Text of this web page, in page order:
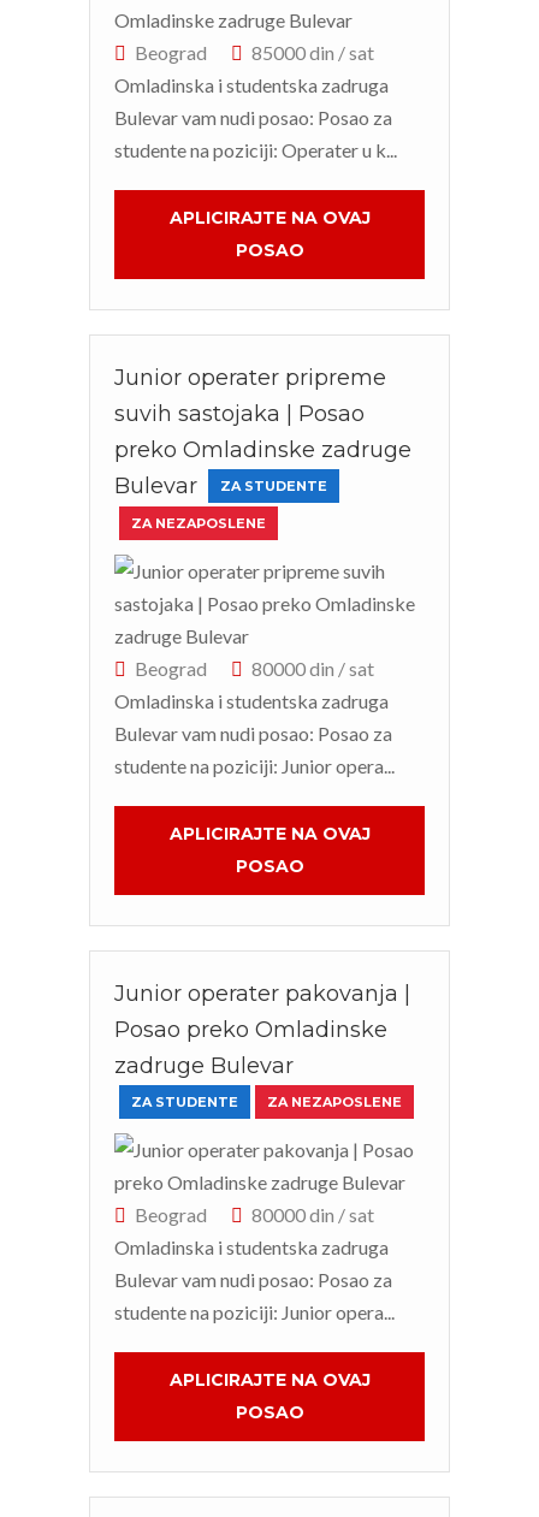
Beograd
85000 din / sat
Omladinska i studentska zadruga
Bulevar vam nudi posao: Posao za
studente na poziciji: Operater u k...
APLICIRAJTE NA OVAJ
POSAO
Junior operater pripreme
suvih sastojaka | Posao
preko Omladinske zadruge
Bulevar
ZA STUDENTE
ZA NEZAPOSLENE
Beograd
80000 din / sat
Omladinska i studentska zadruga
Bulevar vam nudi posao: Posao za
studente na poziciji: Junior opera...
APLICIRAJTE NA OVAJ
POSAO
Junior operater pakovanja |
Posao preko Omladinske
zadruge Bulevar
ZA STUDENTE ZA NEZAPOSLENE
Beograd
80000 din / sat
Omladinska i studentska zadruga
Bulevar vam nudi posao: Posao za
studente na poziciji: Junior opera...
APLICIRAJTE NA OVAJ
POSAO